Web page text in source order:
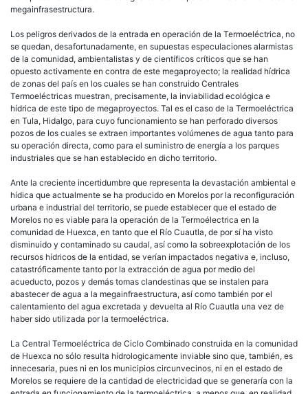
megainfrasestructura.
Los peligros derivados de la entrada en operación de la Termoeléctrica, no
se quedan, desafortunadamente, en supuestas especulaciones alarmistas
de la comunidad, ambientalistas y de científicos críticos que se han
opuesto activamente en contra de este megaproyecto; la realidad hídrica
de zonas del país en los cuales se han construido Centrales
Termoeléctricas muestran, precisamente, la inviabilidad ecológica e
hídrica de este tipo de megaproyectos. Tal es el caso de la Termoeléctrica
en Tula, Hidalgo, para cuyo funcionamiento se han perforado diversos
pozos de los cuales se extraen importantes volúmenes de agua tanto para
su operación directa, como para el suministro de energía a los parques
industriales que se han establecido en dicho territorio.
Ante la creciente incertidumbre que representa la devastación ambiental e
hídica que actualmente se ha producido en Morelos por la reconfiguración
urbana e industrial del territorio, se puede establecer que el estado de
Morelos no es viable para la operación de la Termoélectrica en la
comunidad de Huexca, en tanto que el Río Cuautla, de por sí ha visto
disminuido y contaminado su caudal, así como la sobreexplotación de los
recursos hídricos de la entidad, se verían impactados negativa e, incluso,
catastróficamente tanto por la extracción de agua por medio del
acueducto, pozos y demás tomas clandestinas que se instalen para
abastecer de agua a la megainfraestructura, así como también por el
calentamiento del agua excretada y devuelta al Río Cuautla una vez de
haber sido utilizada por la termoeléctrica.
La Central Termoeléctrica de Ciclo Combinado construida en la comunidad
de Huexca no sólo resulta hídrologicamente inviable sino que, también, es
innecesaria, pues ni en los municipios circunvecinos, ni en el estado de
Morelos se requiere de la cantidad de electricidad que se generaría con la